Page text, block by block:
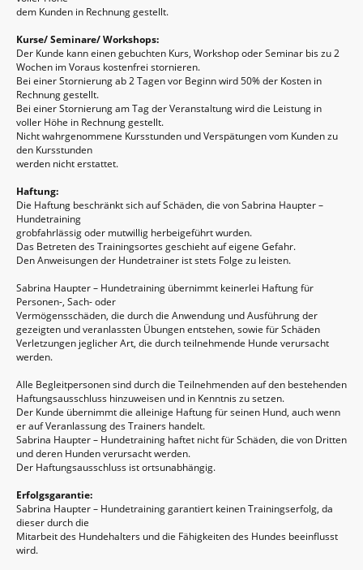
dem Kunden in Rechnung gestellt.
Kurse/ Seminare/ Workshops:
Der Kunde kann einen gebuchten Kurs, Workshop oder Seminar bis zu 2
Wochen im Voraus kostenfrei stornieren.
Bei einer Stornierung ab 2 Tagen vor Beginn wird 50% der Kosten in
Rechnung gestellt.
Bei einer Stornierung am Tag der Veranstaltung wird die Leistung in
voller Höhe in Rechnung gestellt.
Nicht wahrgenommene Kursstunden und Verspätungen vom Kunden zu
den Kursstunden
werden nicht erstattet.
Haftung:
Die Haftung beschränkt sich auf Schäden, die von Sabrina Haupter –
Hundetraining
grobfahrlässig oder mutwillig herbeigeführt wurden.
Das Betreten des Trainingsortes geschieht auf eigene Gefahr.
Den Anweisungen der Hundetrainer ist stets Folge zu leisten.
Sabrina Haupter – Hundetraining übernimmt keinerlei Haftung für
Personen-, Sach- oder
Vermögensschäden, die durch die Anwendung und Ausführung der
gezeigten und veranlassten Übungen entstehen, sowie für Schäden
Verletzungen jeglicher Art, die durch teilnehmende Hunde verursacht
werden.
Alle Begleitpersonen sind durch die Teilnehmenden auf den bestehenden
Haftungsausschluss hinzuweisen und in Kenntnis zu setzen.
Der Kunde übernimmt die alleinige Haftung für seinen Hund, auch wenn
er auf Veranlassung des Trainers handelt.
Sabrina Haupter – Hundetraining haftet nicht für Schäden, die von Dritten
und deren Hunden verursacht werden.
Der Haftungsausschluss ist ortsunabhängig.
Erfolgsgarantie:
Sabrina Haupter – Hundetraining garantiert keinen Trainingserfolg, da
dieser durch die
Mitarbeit des Hundehalters und die Fähigkeiten des Hundes beeinflusst
wird.